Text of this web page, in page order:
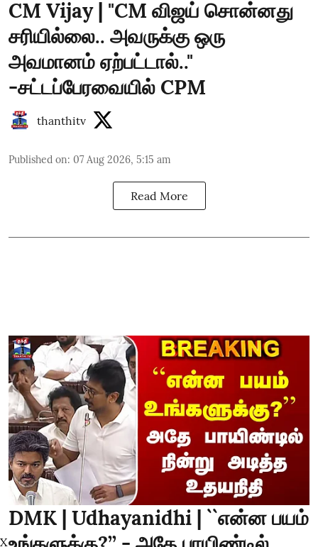
CM Vijay | "CM விஜய் சொன்னது
சரியில்லை.. அவருக்கு ஒரு
அவமானம் ஏற்பட்டால்.."
-சட்டப்பேரவையில் CPM
thanthitv
Published on: 07 Aug 2026, 5:15 am
Read More
DMK | Udhayanidhi | ``என்ன பயம்
X